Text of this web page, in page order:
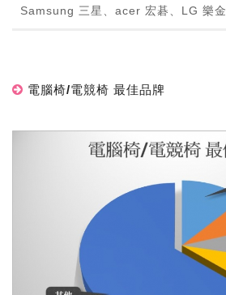
Samsung 三星、acer 宏碁、LG 樂金
電腦椅/電競椅 最佳品牌